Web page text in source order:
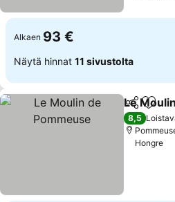
Alkaen 93 €
Näytä hinnat 11 sivustolta
Jaa
Le
8,5
Hongre